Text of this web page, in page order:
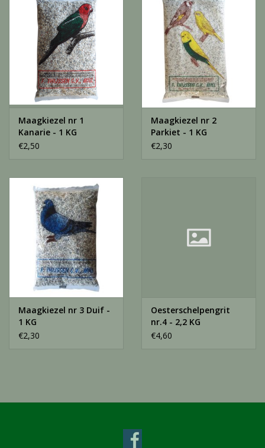
Paarden
Diversen producten
Tuin Benodigdheden
Vissen
Merken
Over ons
Contact
Informatie
Maagkiezel nr 1
Kanarie - 1 KG
€2,50
Maagkiezel nr 2
Parkiet - 1 KG
€2,30
Maagkiezel nr 3 Duif -
1 KG
€2,30
Oesterschelpengrit
nr.4 - 2,2 KG
€4,60